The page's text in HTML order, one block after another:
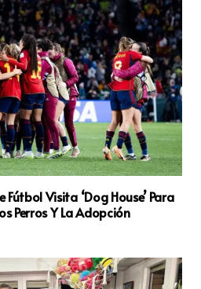
Fútbol Visita ‘Dog House’ Para
Perros Y La Adopción